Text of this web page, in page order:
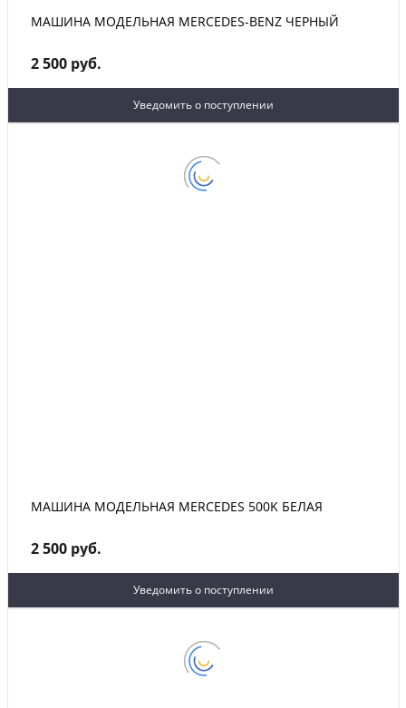
МАШИНА МОДЕЛЬНАЯ MERCEDES-BENZ ЧЕРНЫЙ
2 500 руб.
Уведомить о поступлении
МАШИНА МОДЕЛЬНАЯ MERCEDES 500K БЕЛАЯ
2 500 руб.
Уведомить о поступлении